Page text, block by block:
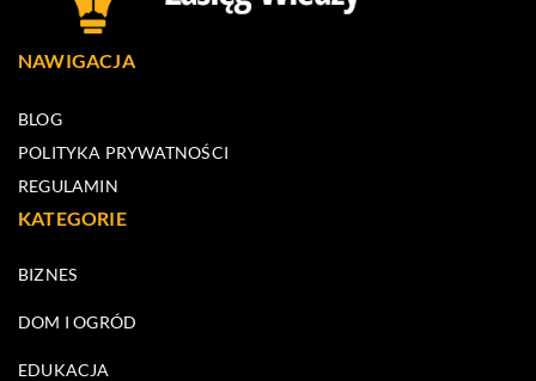
NAWIGACJA
BLOG
POLITYKA PRYWATNOŚCI
REGULAMIN
KATEGORIE
BIZNES
DOM I OGRÓD
EDUKACJA